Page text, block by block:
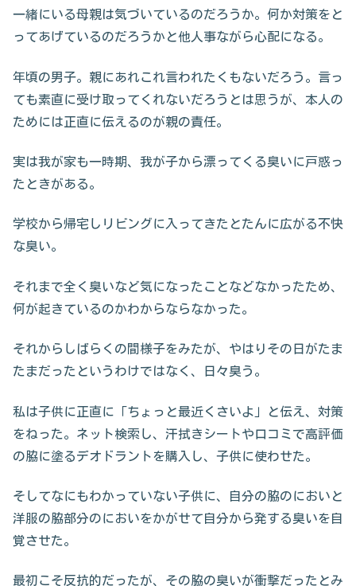
一緒にいる母親は気づいているのだろうか。何か対策をと
ってあげているのだろうかと他人事ながら心配になる。
年頃の男子。親にあれこれ言われたくもないだろう。言っ
ても素直に受け取ってくれないだろうとは思うが、本人の
ためには正直に伝えるのが親の責任。
実は我が家も一時期、我が子から漂ってくる臭いに戸惑っ
たときがある。
学校から帰宅しリビングに入ってきたとたんに広がる不快
な臭い。
それまで全く臭いなど気になったことなどなかったため、
何が起きているのかわからならなかった。
それからしばらくの間様子をみたが、やはりその日がたま
たまだったというわけではなく、日々臭う。
私は子供に正直に「ちょっと最近くさいよ」と伝え、対策
をねった。ネット検索し、汗拭きシートや口コミで高評価
の脇に塗るデオドラントを購入し、子供に使わせた。
そしてなにもわかっていない子供に、自分の脇のにおいと
洋服の脇部分のにおいをかがせて自分から発する臭いを自
覚させた。
最初こそ反抗的だったが、その脇の臭いが衝撃だったとみ